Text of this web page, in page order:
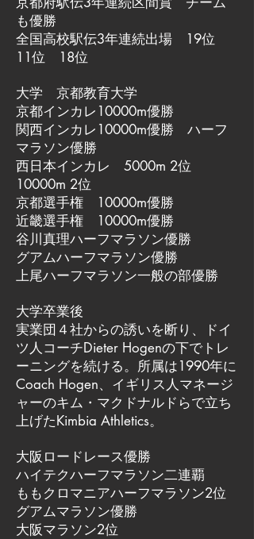
も優勝
全国高校駅伝3年連続出場 19位
11位 18位
大学 京都教育大学
京都インカレ10000m優勝
関西インカレ10000m優勝 ハーフ
マラソン優勝
西日本インカレ 5000m 2位
10000m 2位
京都選手権 10000m優勝
近畿選手権 10000m優勝
谷川真理ハーフマラソン優勝
グアムハーフマラソン優勝
上尾ハーフマラソン一般の部優勝
大学卒業後
実業団４社からの誘いを断り、ドイ
ツ人コーチDieter Hogenの下でトレ
ーニングを続ける。所属は1990年に
Coach Hogen、イギリス人マネージ
ャーのキム・マクドナルドらで立ち
上げたKimbia Athletics。
大阪ロードレース優勝
ハイテクハーフマラソン二連覇
ももクロマニアハーフマラソン2位
グアムマラソン優勝
大阪マラソン2位